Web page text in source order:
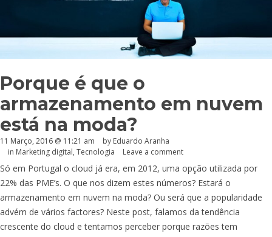
Porque é que o
armazenamento em nuvem
está na moda?
11 Março, 2016 @ 11:21 am by Eduardo Aranha
in Marketing digital, Tecnologia Leave a comment
Só em Portugal o cloud já era, em 2012, uma opção utilizada por
22% das PME’s. O que nos dizem estes números? Estará o
armazenamento em nuvem na moda? Ou será que a popularidade
advém de vários factores? Neste post, falamos da tendência
crescente do cloud e tentamos perceber porque razões tem